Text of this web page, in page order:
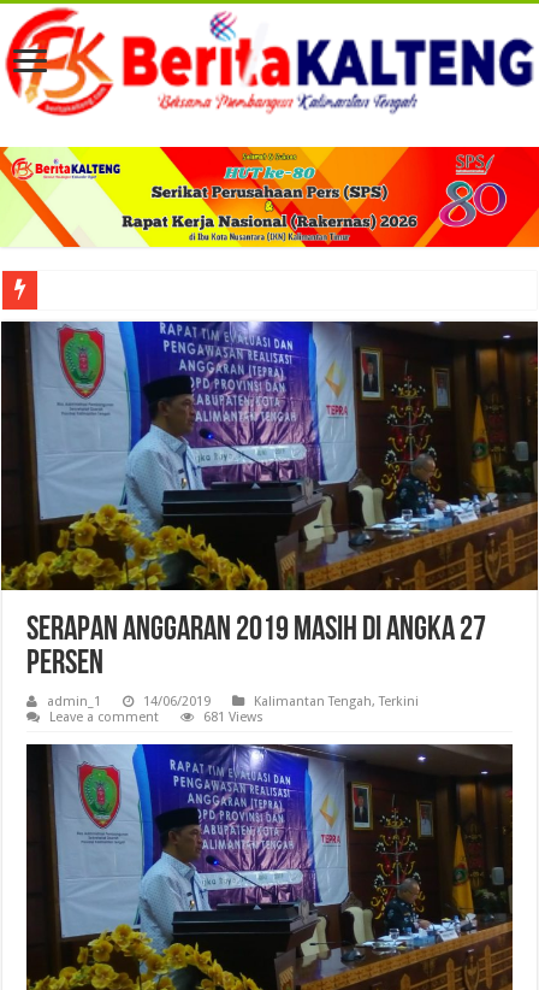
Musda XI Golkar Palangka Raya Perkuat Soliditas dan Arah Organisasi ke Depan
Serapan Anggaran 2019 Masih Di Angka 27
Persen
admin_1 14/06/2019 Kalimantan Tengah,Terkini
Leave a comment
681 Views